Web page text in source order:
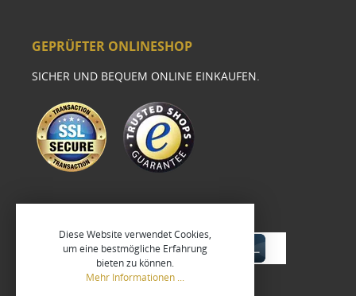
GEPRÜFTER ONLINESHOP
SICHER UND BEQUEM ONLINE EINKAUFEN.
Diese Website verwendet Cookies,
um eine bestmögliche Erfahrung
bieten zu können.
Mehr Informationen ...